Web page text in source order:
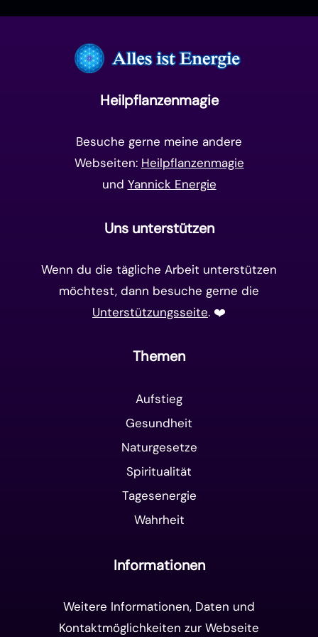
Unterbewusstsein
Heilpflanzenmagie
Besuche gerne meine andere
Webseiten: Heilpflanzenmagie
und Yannick Energie
Uns unterstützen
Wenn du die tägliche Arbeit unterstützen
möchtest, dann besuche gerne die
Unterstützungsseite. ❤️️
Themen
Aufstieg
Gesundheit
Naturgesetze
Spiritualität
Tagesenergie
Wahrheit
Informationen
Weitere Informationen, Daten und
Kontaktmöglichkeiten zur Webseite